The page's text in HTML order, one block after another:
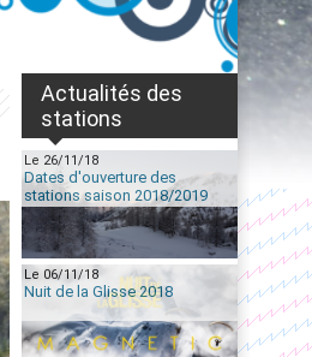
Actualités des
stations
Le 26/11/18
Dates d'ouverture des
stations saison 2018/2019
Le 06/11/18
Nuit de la Glisse 2018